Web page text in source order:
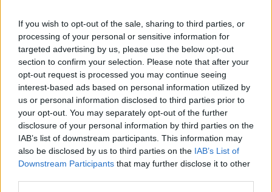
If you wish to opt-out of the sale, sharing to third parties, or
processing of your personal or sensitive information for
targeted advertising by us, please use the below opt-out
section to confirm your selection. Please note that after your
opt-out request is processed you may continue seeing
interest-based ads based on personal information utilized by
us or personal information disclosed to third parties prior to
your opt-out. You may separately opt-out of the further
disclosure of your personal information by third parties on the
IAB’s list of downstream participants. This information may
also be disclosed by us to third parties on the IAB’s List of
Downstream Participants that may further disclose it to other
στο Instagram μια φωτογραφία από
πρόσφατη εξέτασή του, με ένα μήνυμα
θάρρους
Φοβερή ιστορία στον ΟΦΗ:
Ένας κάτοχος εισιτηρίου
διαρκείας είναι μόλις 2 μηνών
ΣΉΜΕΡΑ
Οπαδός από κούνια κυριολεκτικά στον
Διακοπές στη Μύκονο για τη
Βάλια Χατζηθεοδώρου ‑ οι
φωτογραφίες με μαγιό στην